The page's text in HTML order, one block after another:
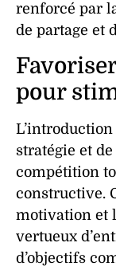
renforcé par
de partage et
pour
L’introduction
stratégie et de
compétition
constructive.
motivation et
vertueux d’
d’objectifs